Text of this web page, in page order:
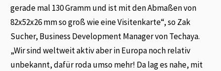
gerade mal 130 Gramm und ist mit den Abmaßen von
82x52x26 mm so groß wie eine Visitenkarte“, so Zak
Sucher, Business Development Manager von Techaya.
„Wir sind weltweit aktiv aber in Europa noch relativ
unbekannt, dafür roda umso mehr! Da lag es nahe, mit